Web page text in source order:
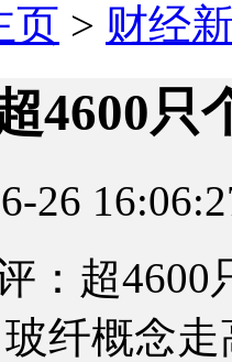
页 > 财经
4600只
26
：超
纤概念